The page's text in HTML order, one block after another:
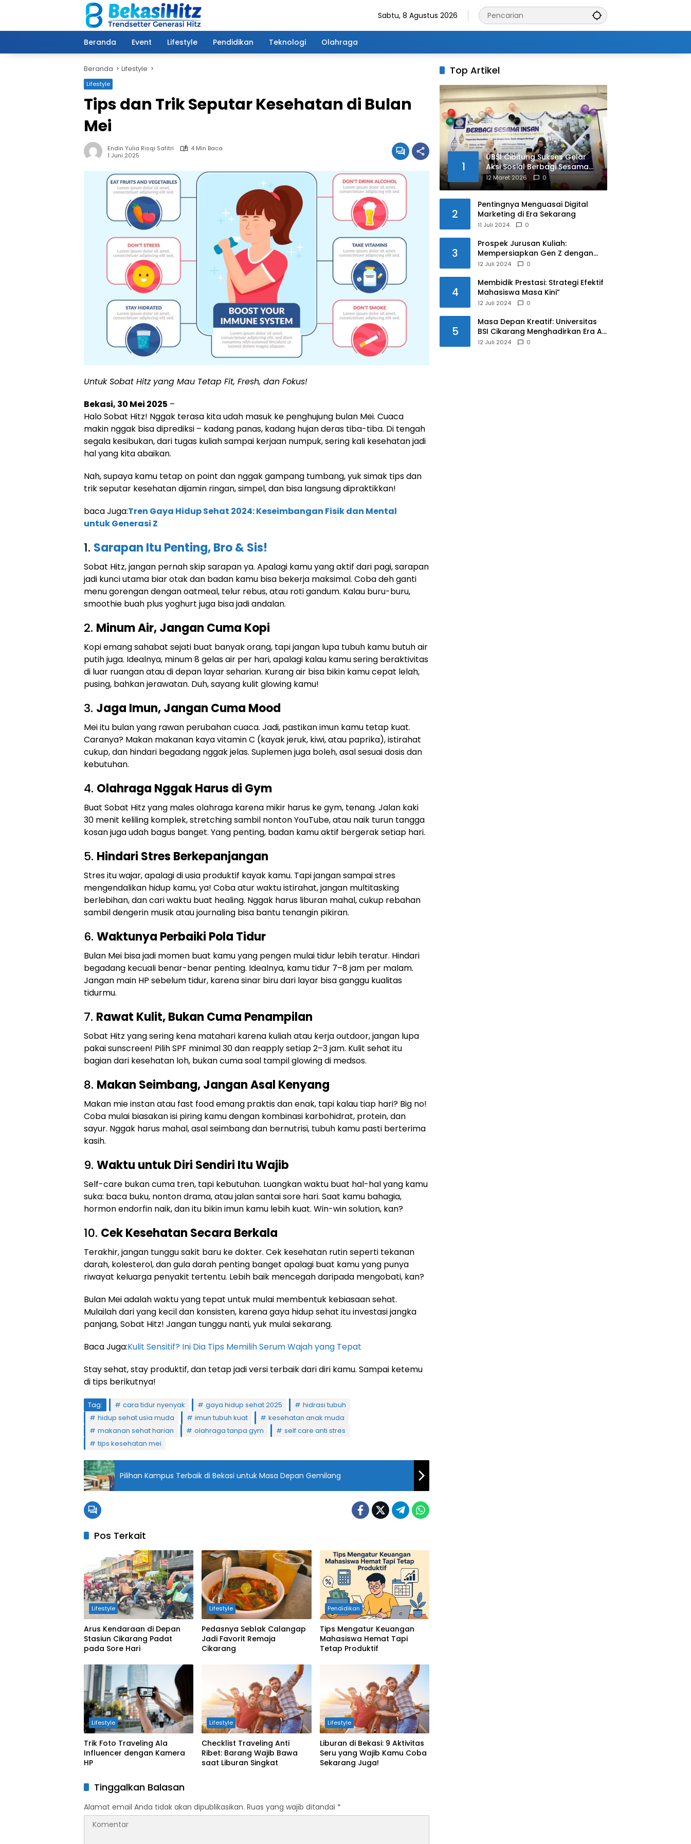
Sabtu, 8 Agustus 2026
Beranda Event Lifestyle Pendidikan Teknologi Olahraga
Beranda Lifestyle
Lifestyle
Tips dan Trik Seputar Kesehatan di Bulan
Mei
Endin Yulia Risqi Safitri
4 Min Baca
1 Juni 2025
Untuk Sobat Hitz yang Mau Tetap Fit, Fresh, dan Fokus!
Bekasi, 30 Mei 2025 –
Halo Sobat Hitz! Nggak terasa kita udah masuk ke penghujung bulan Mei. Cuaca
makin nggak bisa diprediksi – kadang panas, kadang hujan deras tiba-tiba. Di tengah
segala kesibukan, dari tugas kuliah sampai kerjaan numpuk, sering kali kesehatan jadi
hal yang kita abaikan.
Nah, supaya kamu tetap on point dan nggak gampang tumbang, yuk simak tips dan
trik seputar kesehatan dijamin ringan, simpel, dan bisa langsung dipraktikkan!
baca Juga:Tren Gaya Hidup Sehat 2024: Keseimbangan Fisik dan Mental
untuk Generasi Z
1. Sarapan Itu Penting, Bro & Sis!
Sobat Hitz, jangan pernah skip sarapan ya. Apalagi kamu yang aktif dari pagi, sarapan
jadi kunci utama biar otak dan badan kamu bisa bekerja maksimal. Coba deh ganti
menu gorengan dengan oatmeal, telur rebus, atau roti gandum. Kalau buru-buru,
smoothie buah plus yoghurt juga bisa jadi andalan.
2. Minum Air, Jangan Cuma Kopi
Kopi emang sahabat sejati buat banyak orang, tapi jangan lupa tubuh kamu butuh air
putih juga. Idealnya, minum 8 gelas air per hari, apalagi kalau kamu sering beraktivitas
di luar ruangan atau di depan layar seharian. Kurang air bisa bikin kamu cepat lelah,
pusing, bahkan jerawatan. Duh, sayang kulit glowing kamu!
3. Jaga Imun, Jangan Cuma Mood
Mei itu bulan yang rawan perubahan cuaca. Jadi, pastikan imun kamu tetap kuat.
Caranya? Makan makanan kaya vitamin C (kayak jeruk, kiwi, atau paprika), istirahat
cukup, dan hindari begadang nggak jelas. Suplemen juga boleh, asal sesuai dosis dan
kebutuhan.
4. Olahraga Nggak Harus di Gym
Buat Sobat Hitz yang males olahraga karena mikir harus ke gym, tenang. Jalan kaki
30 menit keliling komplek, stretching sambil nonton YouTube, atau naik turun tangga
kosan juga udah bagus banget. Yang penting, badan kamu aktif bergerak setiap hari.
5. Hindari Stres Berkepanjangan
Stres itu wajar, apalagi di usia produktif kayak kamu. Tapi jangan sampai stres
mengendalikan hidup kamu, ya! Coba atur waktu istirahat, jangan multitasking
berlebihan, dan cari waktu buat healing. Nggak harus liburan mahal, cukup rebahan
sambil dengerin musik atau journaling bisa bantu tenangin pikiran.
6. Waktunya Perbaiki Pola Tidur
Bulan Mei bisa jadi momen buat kamu yang pengen mulai tidur lebih teratur. Hindari
begadang kecuali benar-benar penting. Idealnya, kamu tidur 7–8 jam per malam.
Jangan main HP sebelum tidur, karena sinar biru dari layar bisa ganggu kualitas
tidurmu.
7. Rawat Kulit, Bukan Cuma Penampilan
Sobat Hitz yang sering kena matahari karena kuliah atau kerja outdoor, jangan lupa
pakai sunscreen! Pilih SPF minimal 30 dan reapply setiap 2–3 jam. Kulit sehat itu
bagian dari kesehatan loh, bukan cuma soal tampil glowing di medsos.
8. Makan Seimbang, Jangan Asal Kenyang
Makan mie instan atau fast food emang praktis dan enak, tapi kalau tiap hari? Big no!
Coba mulai biasakan isi piring kamu dengan kombinasi karbohidrat, protein, dan
sayur. Nggak harus mahal, asal seimbang dan bernutrisi, tubuh kamu pasti berterima
kasih.
9. Waktu untuk Diri Sendiri Itu Wajib
Self-care bukan cuma tren, tapi kebutuhan. Luangkan waktu buat hal-hal yang kamu
suka: baca buku, nonton drama, atau jalan santai sore hari. Saat kamu bahagia,
hormon endorfin naik, dan itu bikin imun kamu lebih kuat. Win-win solution, kan?
10. Cek Kesehatan Secara Berkala
Terakhir, jangan tunggu sakit baru ke dokter. Cek kesehatan rutin seperti tekanan
darah, kolesterol, dan gula darah penting banget apalagi buat kamu yang punya
riwayat keluarga penyakit tertentu. Lebih baik mencegah daripada mengobati, kan?
Bulan Mei adalah waktu yang tepat untuk mulai membentuk kebiasaan sehat.
Mulailah dari yang kecil dan konsisten, karena gaya hidup sehat itu investasi jangka
panjang, Sobat Hitz! Jangan tunggu nanti, yuk mulai sekarang.
Baca Juga:Kulit Sensitif? Ini Dia Tips Memilih Serum Wajah yang Tepat
Stay sehat, stay produktif, dan tetap jadi versi terbaik dari diri kamu. Sampai ketemu
di tips berikutnya!
Tag: cara tidur nyenyak gaya hidup sehat 2025
hidrasi tubuh
hidup sehat usia muda
imun tubuh kuat
kesehatan anak muda
makanan sehat harian
olahraga tanpa gym
self care anti stres
tips kesehatan mei
Pilihan Kampus Terbaik di Bekasi untuk Masa Depan Gemilang
Pos Terkait
Lifestyle
Arus Kendaraan di Depan
Stasiun Cikarang Padat
pada Sore Hari
Lifestyle
Pedasnya Seblak Calangap
Jadi Favorit Remaja
Cikarang
Pendidikan
Tips Mengatur Keuangan
Mahasiswa Hemat Tapi
Tetap Produktif
Lifestyle
Trik Foto Traveling Ala
Influencer dengan Kamera
HP
Lifestyle
Checklist Traveling Anti
Ribet: Barang Wajib Bawa
saat Liburan Singkat
Lifestyle
Liburan di Bekasi: 9 Aktivitas
Seru yang Wajib Kamu Coba
Sekarang Juga!
Tinggalkan Balasan
Alamat email Anda tidak akan dipublikasikan. Ruas yang wajib ditandai *
Top Artikel
1
UBSI Cibitung Sukses Gelar
Aksi Sosial Berbagi Sesama
Insan
12 Maret 2026 0
2
Pentingnya Menguasai Digital
Marketing di Era Sekarang
11 Juli 2024 0
3
Prospek Jurusan Kuliah:
Mempersiapkan Gen Z dengan
Keterampilan yang Relevan untuk
12 Juli 2024 0
4
Membidik Prestasi: Strategi Efektif
Mahasiswa Masa Kini”
12 Juli 2024 0
5
Masa Depan Kreatif: Universitas
BSI Cikarang Menghadirkan Era AI
untuk Mahasiswa
12 Juli 2024 0